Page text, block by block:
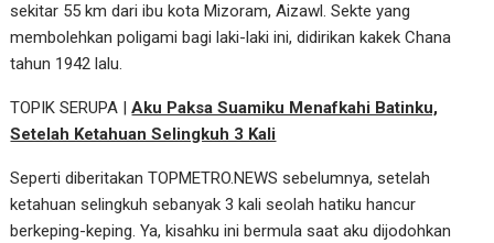
sekitar 55 km dari ibu kota Mizoram, Aizawl. Sekte yang
membolehkan poligami bagi laki-laki ini, didirikan kakek Chana
tahun 1942 lalu.
TOPIK SERUPA |Aku Paksa Suamiku Menafkahi Batinku,
Setelah Ketahuan Selingkuh 3 Kali
Seperti diberitakan TOPMETRO.NEWS sebelumnya, setelah
ketahuan selingkuh sebanyak 3 kali seolah hatiku hancur
berkeping-keping. Ya, kisahku ini bermula saat aku dijodohkan